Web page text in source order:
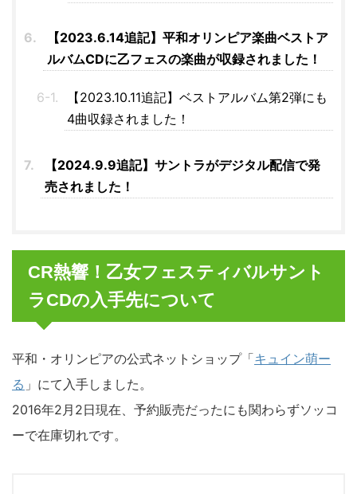
【2023.6.14追記】平和オリンピア楽曲ベストア
ルバムCDに乙フェスの楽曲が収録されました！
【2023.10.11追記】ベストアルバム第2弾にも
4曲収録されました！
【2024.9.9追記】サントラがデジタル配信で発
売されました！
CR熱響！乙女フェスティバルサント
ラCDの入手先について
平和・オリンピアの公式ネットショップ「キュイン萌ー
る 」にて入手しました。
2016年2月2日現在、予約販売だったにも関わらずソッコ
ーで在庫切れです。